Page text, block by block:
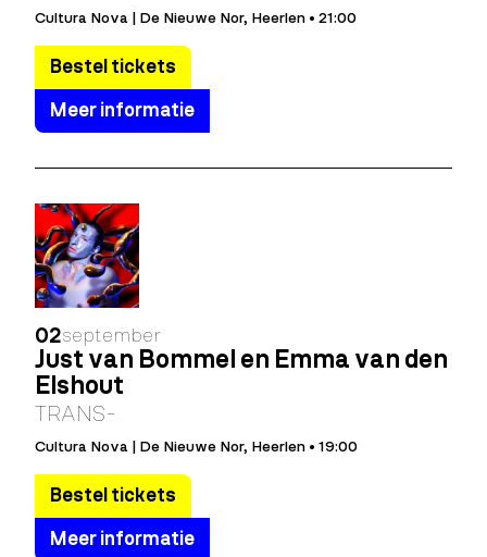
Cultura Nova | De Nieuwe Nor, Heerlen • 21:00
Bestel tickets
Meer informatie
02september
Just van Bommel en Emma van den
Elshout
TRANS-
Cultura Nova | De Nieuwe Nor, Heerlen • 19:00
Bestel tickets
Meer informatie